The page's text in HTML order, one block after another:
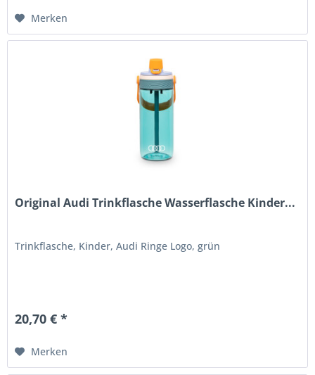
Merken
Original Audi Trinkflasche Wasserflasche Kinder...
Trinkflasche, Kinder, Audi Ringe Logo, grün
20,70 € *
Merken